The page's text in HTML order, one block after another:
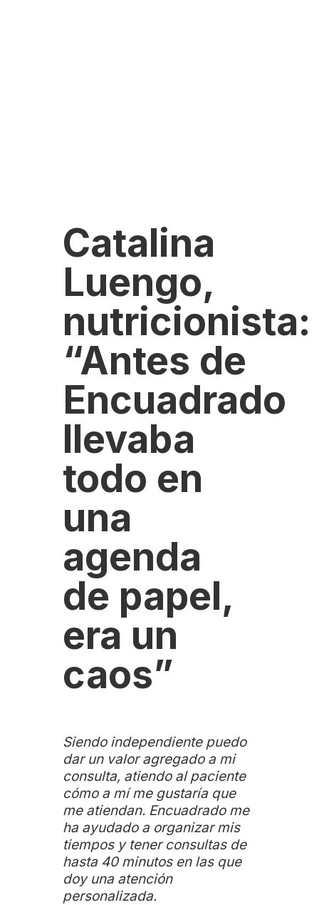
Catalina
Luengo,
nutricionista:
“Antes de
Encuadrado
llevaba
todo en
una
agenda
de papel,
era un
caos”
Siendo independiente puedo
dar un valor agregado a mi
consulta, atiendo al paciente
cómo a mí me gustaría que
me atiendan. Encuadrado me
ha ayudado a organizar mis
tiempos y tener consultas de
hasta 40 minutos en las que
doy una atención
personalizada.